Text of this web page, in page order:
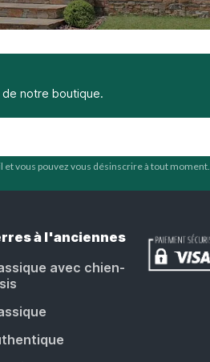
notre boutique.
et vous pouvez vous désinscrire à tout moment.
à l'anciennes
avec chien-